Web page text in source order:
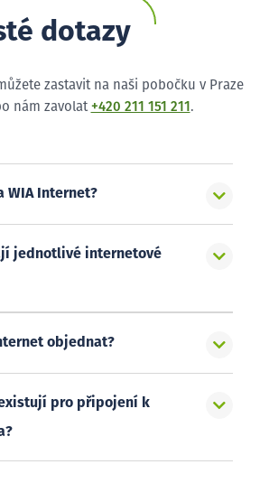
dotazy
zastavit na naši pobočku v Praze
nám zavolat +420 211 151 211 .
WIA Internet?
jednotlivé internetové
objednat?
pro připojení k